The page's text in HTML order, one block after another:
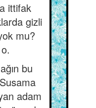
ittifak
gizli
mu?
bu
adam